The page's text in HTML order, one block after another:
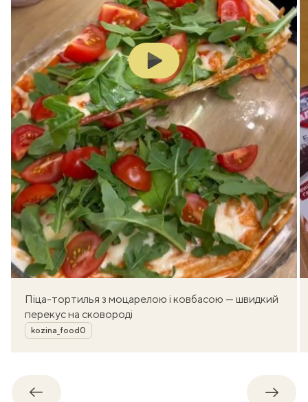
Play
Піца-тортилья з моцарелою і ковбасою — швидкий
перекус на сковороді
Автор
kozina_food0
Назад